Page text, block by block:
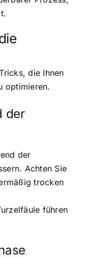
die Ihnen
optimieren.
der
der
Achten Sie
trocken
führen